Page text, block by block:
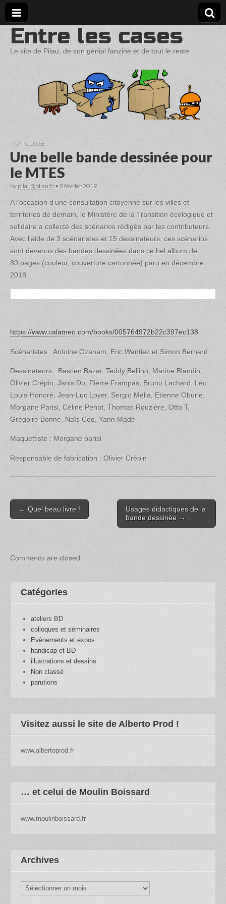
Entre les cases
Le site de Pilau, de son génial fanzine et de tout le reste
NON CLASSÉ
Une belle bande dessinée pour
le MTES
by pilau@pilau.fr • 8 février 2019
A l’occasion d’une consultation citoyenne sur les villes et
territoires de demain, le Ministère de la Transition écologique et
solidaire a collecté des scénarios rédigés par les contributeurs.
Avec l’aide de 3 scénaristes et 15 dessinateurs, ces scénarios
sont devenus des bandes dessinées dans ce bel album de
80 pages (couleur, couverture cartonnée) paru en décembre
2018.
https://www.calameo.com/books/005764972b22c397ec138
Scénaristes : Antoine Ozanam, Eric Wantiez et Simon Bernard
Dessinateurs : Bastien Bazar, Teddy Bellino, Marine Blandin,
Olivier Crépin, Janis Do, Pierre Frampas, Bruno Lachard, Léo
Louis-Honoré, Jean-Luc Loyer, Sergio Melia, Etienne Oburie,
Morgane Parisi, Céline Penot, Thomas Rouzière, Otto T,
Grégoire Bonne, Naïs Coq, Yann Madé
Maquettiste : Morgane parisi
Responsable de fabrication : Olivier Crépin
Post
navigation
← Quel beau livre !
Usages didactiques de la
bande dessinée →
Comments are closed.
Catégories
ateliers BD
colloques et séminaires
Evènements et expos
handicap et BD
illustrations et dessins
Non classé
parutions
Visitez aussi le site de Alberto Prod !
www.albertoprod.fr
… et celui de Moulin Boissard
www.moulinboissard.fr
Archives
Archives